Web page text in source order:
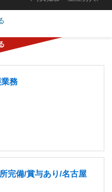
務
完備/賞与あり/名古屋